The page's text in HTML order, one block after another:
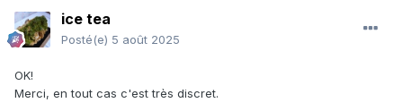
ice tea
Posté(e) 5 août 2025
OK!
Merci, en tout cas c'est très discret.